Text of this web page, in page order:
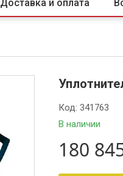
Доставка и оплата
В наличии
Код:341763
180